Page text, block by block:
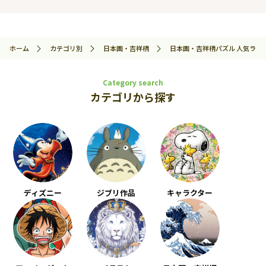
ホーム カテゴリ別 日本画・吉祥柄 日本画・吉祥柄パズル 人気ラン
Category search
カテゴリから探す
ディズニー ジブリ作品 キャラクター